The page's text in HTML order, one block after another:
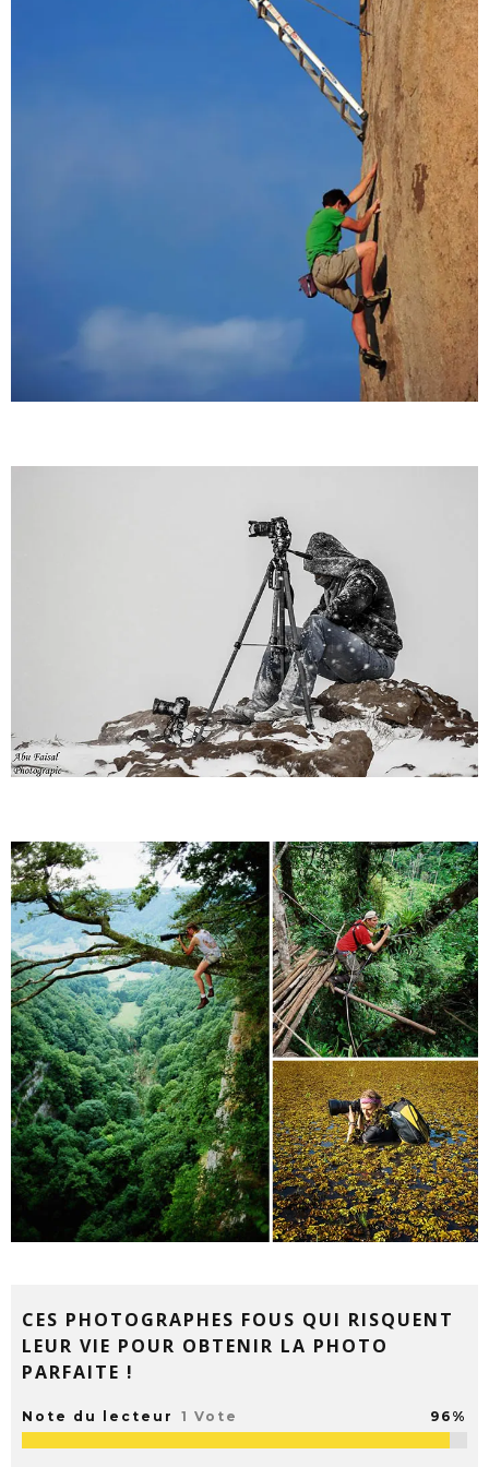
CES PHOTOGRAPHES FOUS QUI RISQUENT
LEUR VIE POUR OBTENIR LA PHOTO
PARFAITE !
Note du lecteur 1 Vote 96%